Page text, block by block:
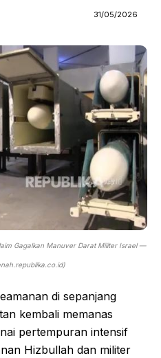
31/05/2026
Gagalkan Manuver Darat Militer Israel —
di sepanjang
kembali memanas
pertempuran intensif
Hizbullah dan militer